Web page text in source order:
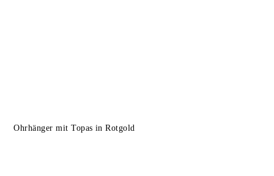
Ohrhänger mit Topas in Rotgold